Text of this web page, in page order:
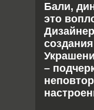
Бали,
это
–